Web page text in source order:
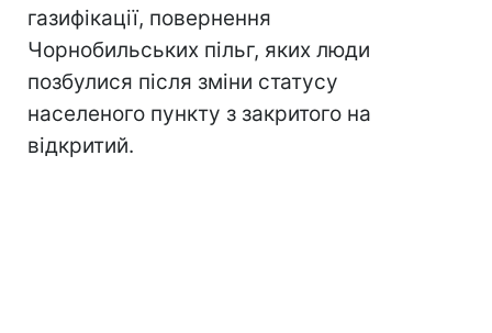
газифікації, повернення
Чорнобильських пільг, яких люди
позбулися після зміни статусу
населеного пункту з закритого на
відкритий.